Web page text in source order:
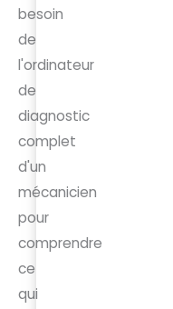
besoin
de
l'ordinateur
de
diagnostic
complet
d'un
mécanicien
pour
comprendre
ce
qui